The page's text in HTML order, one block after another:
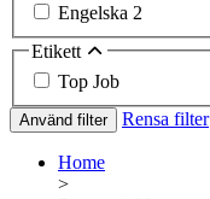
Engelska 2
Etikett
Top Job
Använd filter Rensa filter
Home
>